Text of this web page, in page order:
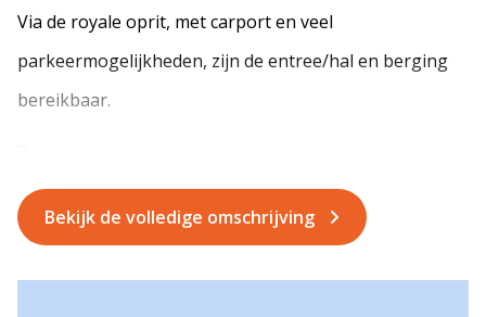
Via de royale oprit, met carport en veel
parkeermogelijkheden, zijn de entree/hal en berging
bereikbaar.
Bekijk de volledige omschrijving